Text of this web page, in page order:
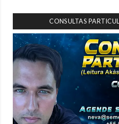
CONSULTAS